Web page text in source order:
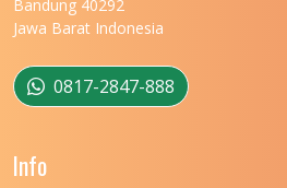
UNIVERSITAS MULAWARMAN
UNIVERSITAS MUSAMUS
Bandung 40292
Jawa Barat Indonesia
0817-2847-888
Info